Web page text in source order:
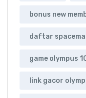
bonus new
daftar
game olympus
link gacor